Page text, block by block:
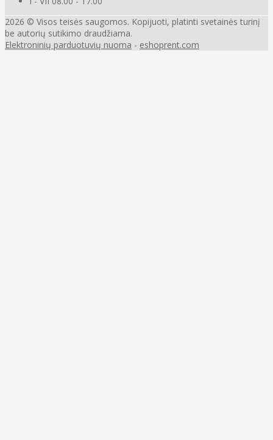
2026 © Visos teisės saugomos. Kopijuoti, platinti svetainės turinį
be autorių sutikimo draudžiama.
Elektroninių parduotuvių nuoma - eshoprent.com